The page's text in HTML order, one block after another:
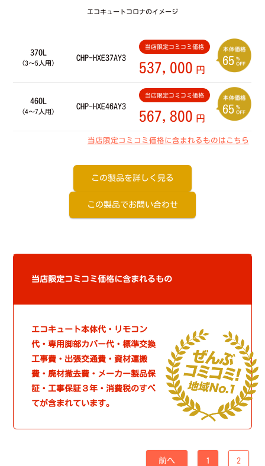
エコキュートコロナのイメージ
370L
（3～5人用）
CHP-HXE37AY3
当店限定コミコミ価格
537,000 円
65
460L
（4～7人用）
CHP-HXE46AY3
当店限定コミコミ価格
567,800 円
65
当店限定コミコミ価格に含まれるものはこちら
この製品を詳しく見る
この製品でお問い合わせ
当店限定コミコミ価格に含まれるもの
エコキュート本体代・リモコン
代・専用脚部カバー代・標準交換
工事費・出張交通費・資材運搬
費・廃材撤去費・メーカー製品保
証・工事保証３年・消費税のすべ
てが含まれています。
前へ 1 2